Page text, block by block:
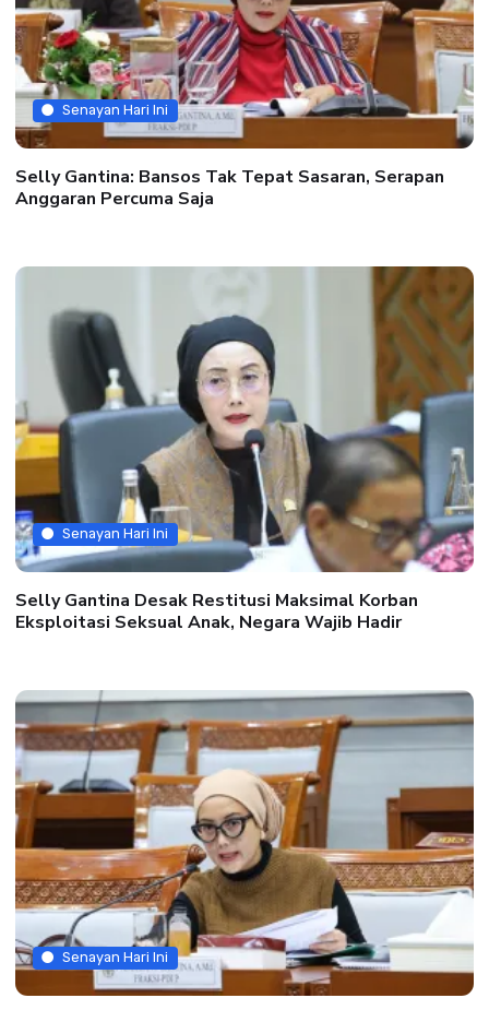
Senayan Hari Ini
Selly Gantina: Bansos Tak Tepat Sasaran, Serapan
Anggaran Percuma Saja
Senayan Hari Ini
Selly Gantina Desak Restitusi Maksimal Korban
Eksploitasi Seksual Anak, Negara Wajib Hadir
Senayan Hari Ini